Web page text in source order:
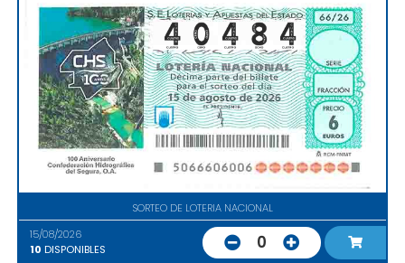
SORTEO DE LOTERIA NACIONAL
15/08/2026
10 DISPONIBLES 0